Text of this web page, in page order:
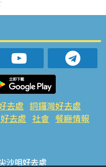
去處 銅鑼灣好去處
去處 社會 餐廳情報
沙咀好去處